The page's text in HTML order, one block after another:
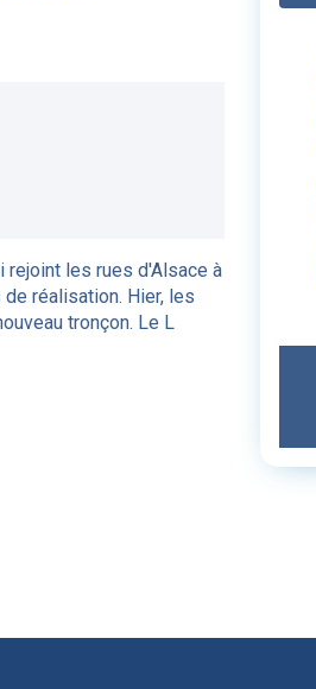
rejoint les rues d'Alsace à
réalisation. Hier, les
tronçon. Le L